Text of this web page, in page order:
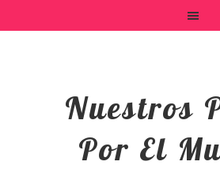
Nuestros
Por El